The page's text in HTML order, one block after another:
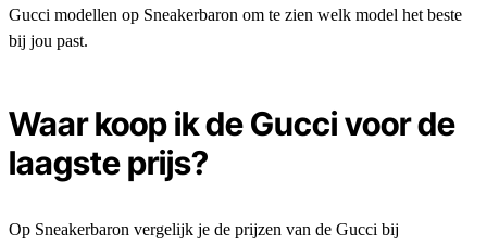
Gucci modellen op Sneakerbaron om te zien welk model het beste
bij jou past.
Waar koop ik de Gucci voor de
laagste prijs?
Op Sneakerbaron vergelijk je de prijzen van de Gucci bij